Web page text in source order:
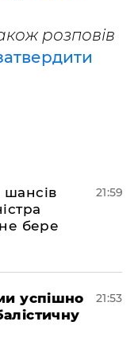
розповів
бере
21:59
успішно
21:53